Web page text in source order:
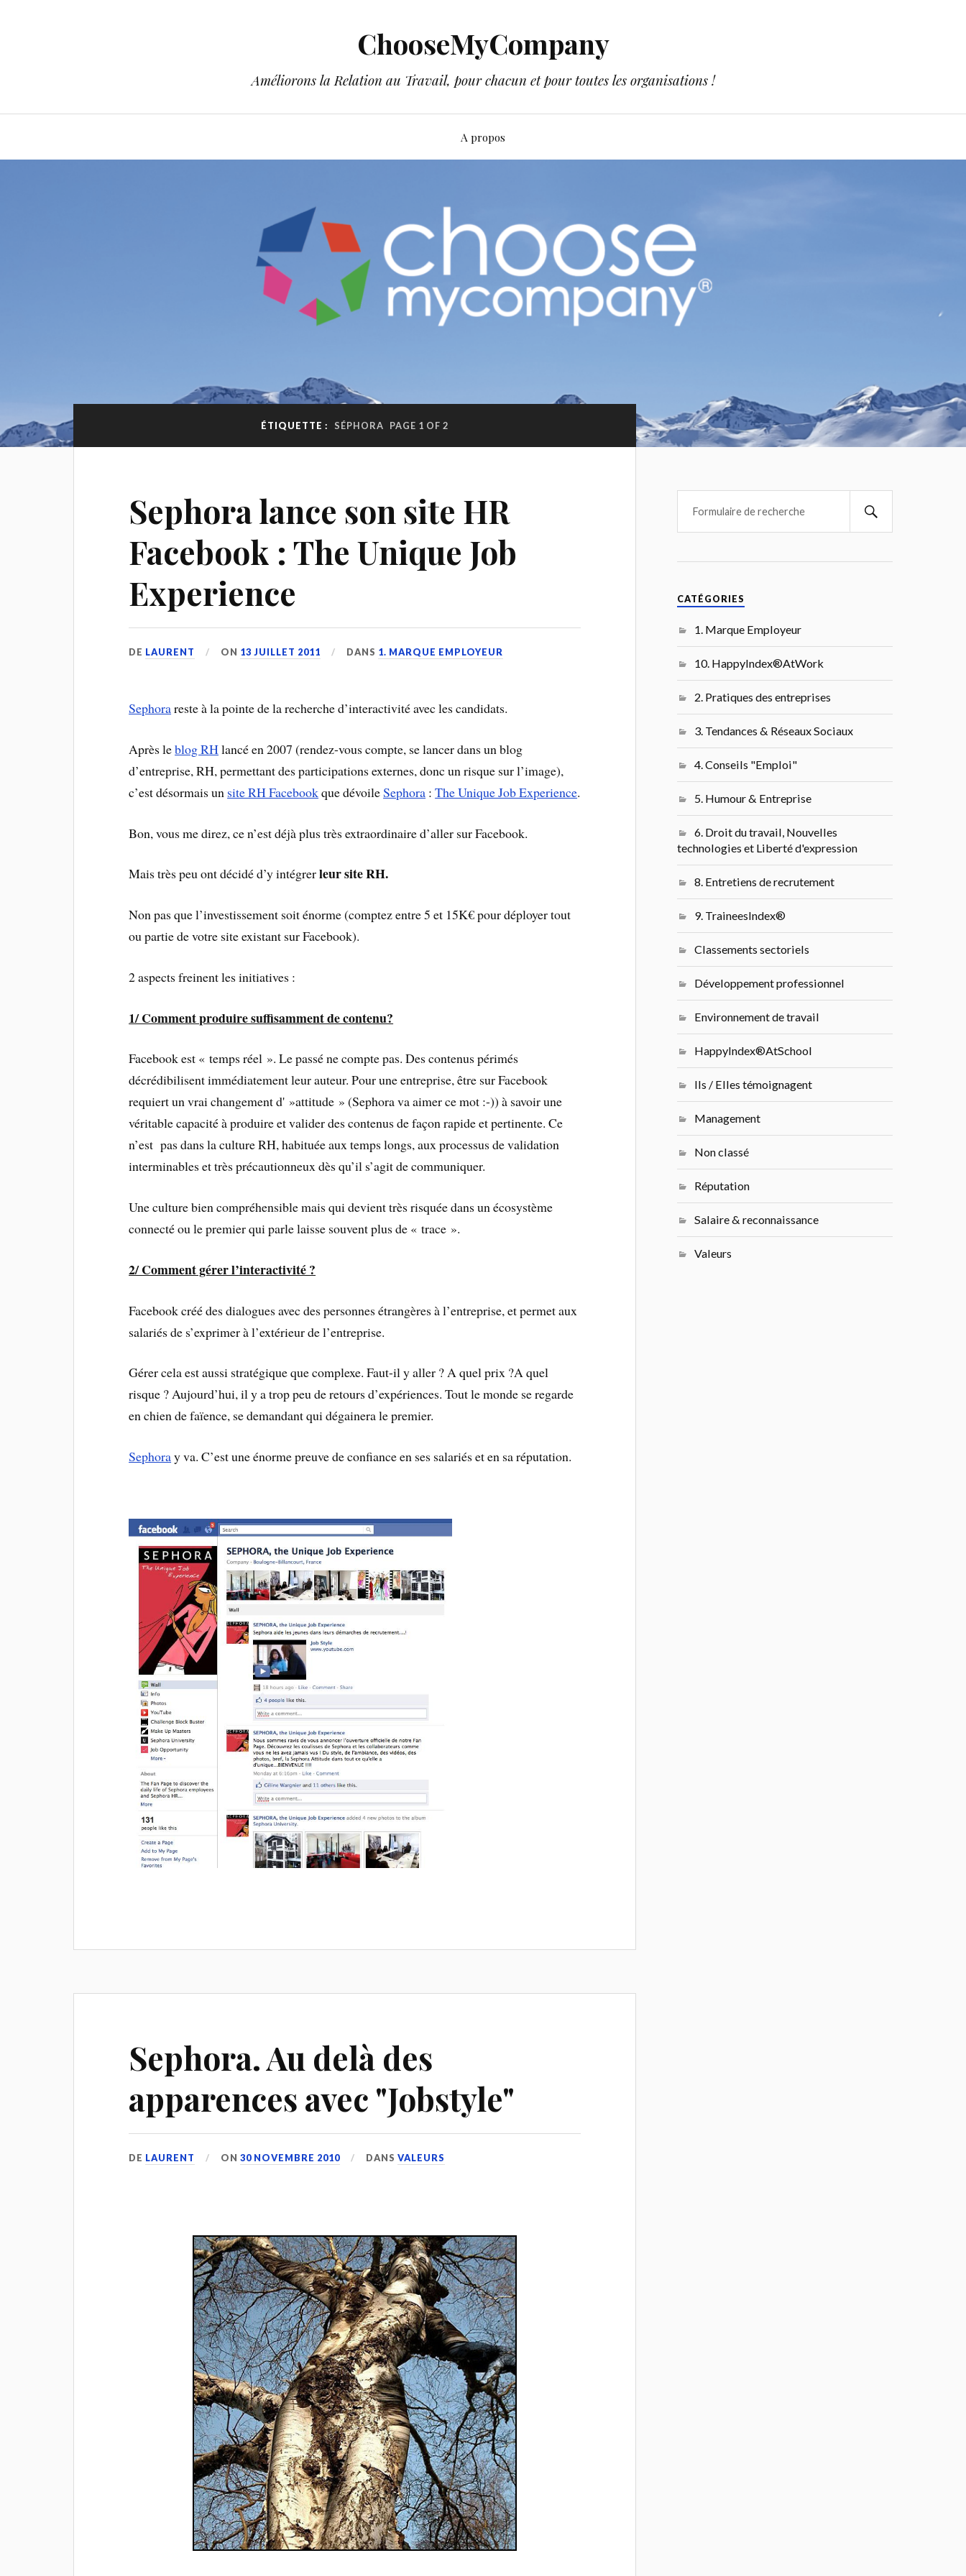
ChooseMyCompany
Améliorons la Relation au Travail, pour chacun et pour toutes les organisations !
A propos
ÉTIQUETTE : SÉPHORA PAGE 1 OF 2
Sephora lance son site HR
Facebook : The Unique Job
Experience
DE LAURENT ON 13 JUILLET 2011 DANS 1. MARQUE EMPLOYEUR
Sephorareste à la pointe de la recherche d’interactivité avec les candidats.
Après leblog RHlancé en 2007 (rendez-vous compte, se lancer dans un blog
d’entreprise, RH, permettant des participations externes, donc un risque sur l’image),
c’est désormais un site RH Facebookque dévoileSephora :The Unique Job Experience.
Bon, vous me direz, ce n’est déjà plus très extraordinaire d’aller sur Facebook.
Mais très peu ont décidé d’y intégrerleur site RH.
Non pas que l’investissement soit énorme (comptez entre 5 et 15K€ pour déployer tout
ou partie de votre site existant sur Facebook).
2 aspects freinent les initiatives :
1/ Comment produire suffisamment de contenu?
Facebook est « temps réel ». Le passé ne compte pas. Des contenus périmés
décrédibilisent immédiatement leur auteur. Pour une entreprise, être sur Facebook
requiert un vrai changement d' »attitude » (Sephora va aimer ce mot :-)) à savoir une
véritable capacité à produire et valider des contenus de façon rapide et pertinente. Ce
n’est pas dans la culture RH, habituée aux temps longs, aux processus de validation
interminables et très précautionneux dès qu’il s’agit de communiquer.
Une culture bien compréhensible mais qui devient très risquée dans un écosystème
connecté ou le premier qui parle laisse souvent plus de « trace ».
2/ Comment gérer l’interactivité ?
Facebook créé des dialogues avec des personnes étrangères à l’entreprise, et permet aux
salariés de s’exprimer à l’extérieur de l’entreprise.
Gérer cela est aussi stratégique que complexe. Faut-il y aller ? A quel prix ?A quel
risque ? Aujourd’hui, il y a trop peu de retours d’expériences. Tout le monde se regarde
en chien de faïence, se demandant qui dégainera le premier.
Sephoray va. C’est une énorme preuve de confiance en ses salariés et en sa réputation.
Sephora. Au delà des
apparences avec "Jobstyle"
DE LAURENT ON30 NOVEMBRE 2010 DANSVALEURS
CATÉGORIES
1. Marque Employeur
10. HappyIndex®AtWork
2. Pratiques des entreprises
3. Tendances & Réseaux Sociaux
4. Conseils "Emploi"
5. Humour & Entreprise
6. Droit du travail, Nouvelles
technologies et Liberté d'expression
8. Entretiens de recrutement
9. TraineesIndex®
Classements sectoriels
Développement professionnel
Environnement de travail
HappyIndex®AtSchool
Ils / Elles témoignagent
Management
Non classé
Réputation
Salaire & reconnaissance
Valeurs